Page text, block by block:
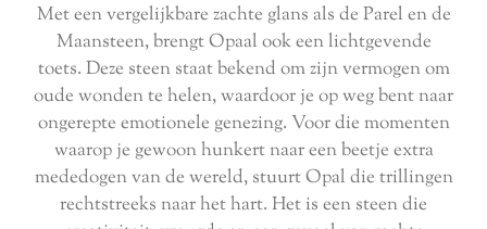
Met een vergelijkbare zachte glans als de Parel en de
Maansteen, brengt Opaal ook een lichtgevende
toets. Deze steen staat bekend om zijn vermogen om
oude wonden te helen, waardoor je op weg bent naar
ongerepte emotionele genezing. Voor die momenten
waarop je gewoon hunkert naar een beetje extra
mededogen van de wereld, stuurt Opal die trillingen
rechtstreeks naar het hart. Het is een steen die